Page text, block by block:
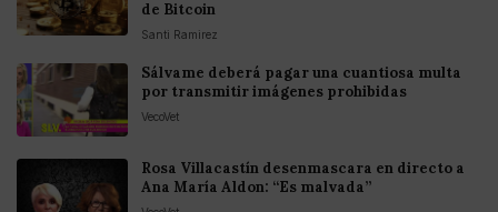
de Bitcoin
Santi Ramirez
Sálvame deberá pagar una cuantiosa multa
por transmitir imágenes prohibidas
VecoVet
Rosa Villacastín desenmascara en directo a
Ana María Aldon: “Es malvada”